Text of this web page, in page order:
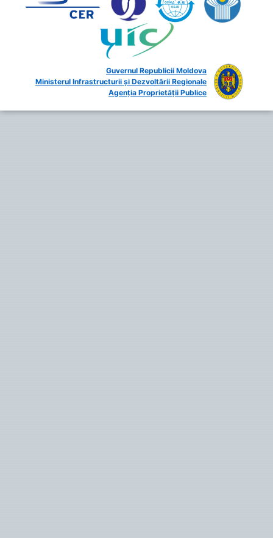
Guvernul Republicii Moldova
Ministerul Infrastructurii și Dezvoltării Regionale
Agenția Proprietății Publice